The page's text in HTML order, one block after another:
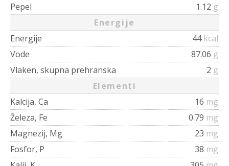
Pepel
1.12 g
Energije
Energije
44 kcal
Vode
87.06 g
Vlaken, skupna prehranska
2 g
Elementi
Kalcija, Ca
16 mg
Železa, Fe
0.79 mg
Magnezij, Mg
23 mg
Fosfor, P
38 mg